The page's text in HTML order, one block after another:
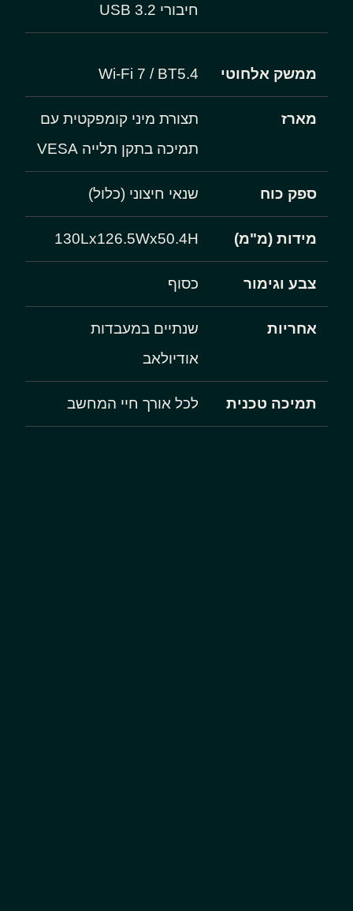
חיבורי USB 3.2
ממשק אלחוטי Wi-Fi 7 / BT5.4
מארז
תצורת מיני קומפקטית עם
תמיכה בתקן תלייה VESA
ספק כוח שנאי חיצוני (כלול)
מידות (מ"מ) 130Lx126.5Wx50.4H
צבע וגימור כסוף
אחריות
שנתיים במעבדות
אודיולאב
תמיכה טכנית לכל אורך חיי המחשב